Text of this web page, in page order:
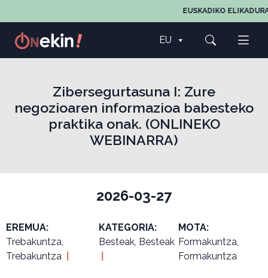
EUSKADIKO
EU
Zibersegurtasuna I: Zure
negozioaren informazioa babesteko
praktika onak. (ONLINEKO
WEBINARRA)
2026-03-27
EREMUA:
Trebakuntza,
Trebakuntza
KATEGORIA:
Besteak, Besteak
MOTA:
Formakuntza,
Formakuntza